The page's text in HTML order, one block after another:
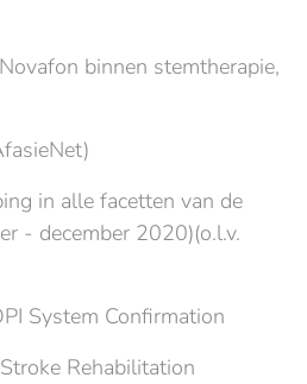
binnen stemtherapie,
in alle facetten van de
- december 2020)(o.l.v.
System Confirmation
Rehabilitation